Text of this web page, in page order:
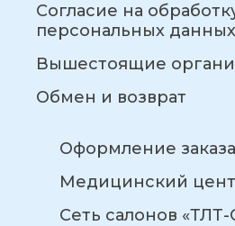
Согласие на
персональных данных
Вышестоящие
Обмен и возврат
Оформление заказа
Медицинский
Сеть салонов «ТЛТ-